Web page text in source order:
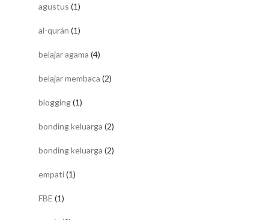
agustus (1)
al-qurán (1)
belajar agama (4)
belajar membaca (2)
blogging(1)
bonding keluarga (2)
bonding keluarga (2)
empati(1)
FBE (1)